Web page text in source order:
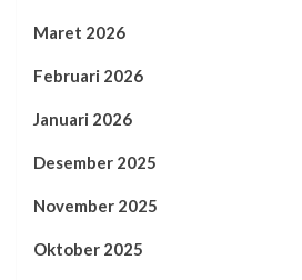
Maret 2026
Februari 2026
Januari 2026
Desember 2025
November 2025
Oktober 2025